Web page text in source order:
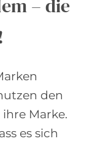
– die
den
Marke.
es sich